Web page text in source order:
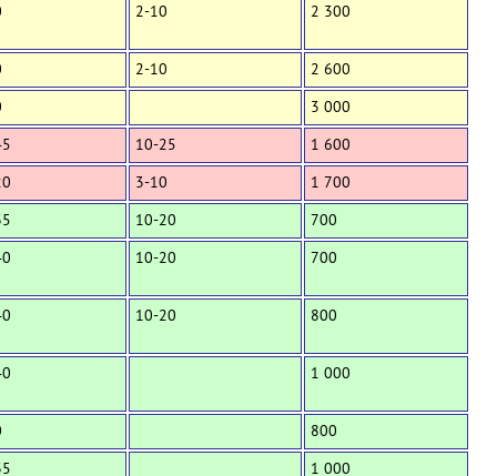
2-10 2 300
2-10
2 600
3 000
10-25
1 600
3-10
1 700
10-20
700
10-20 700
10-20 800
1 000
800
1 000